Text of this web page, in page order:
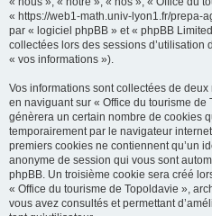
« https://web1-math.univ-lyon1.fr/prepa-
par « logiciel phpBB » et « phpBB
collectées lors des sessions d’utilisation
« vos informations »).
Vos informations sont collectées de
en naviguant sur « Office du tourisme
génèrera un certain nombre de cookies
temporairement par le navigateur
premiers cookies ne contiennent qu’un
anonyme de session qui vous sont
phpBB. Un troisième cookie sera créé
« Office du tourisme de Topoldavie »,
vous avez consultés et permettant